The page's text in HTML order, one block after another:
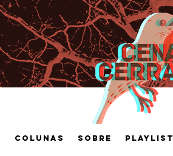
Colunas Sobre Playlist